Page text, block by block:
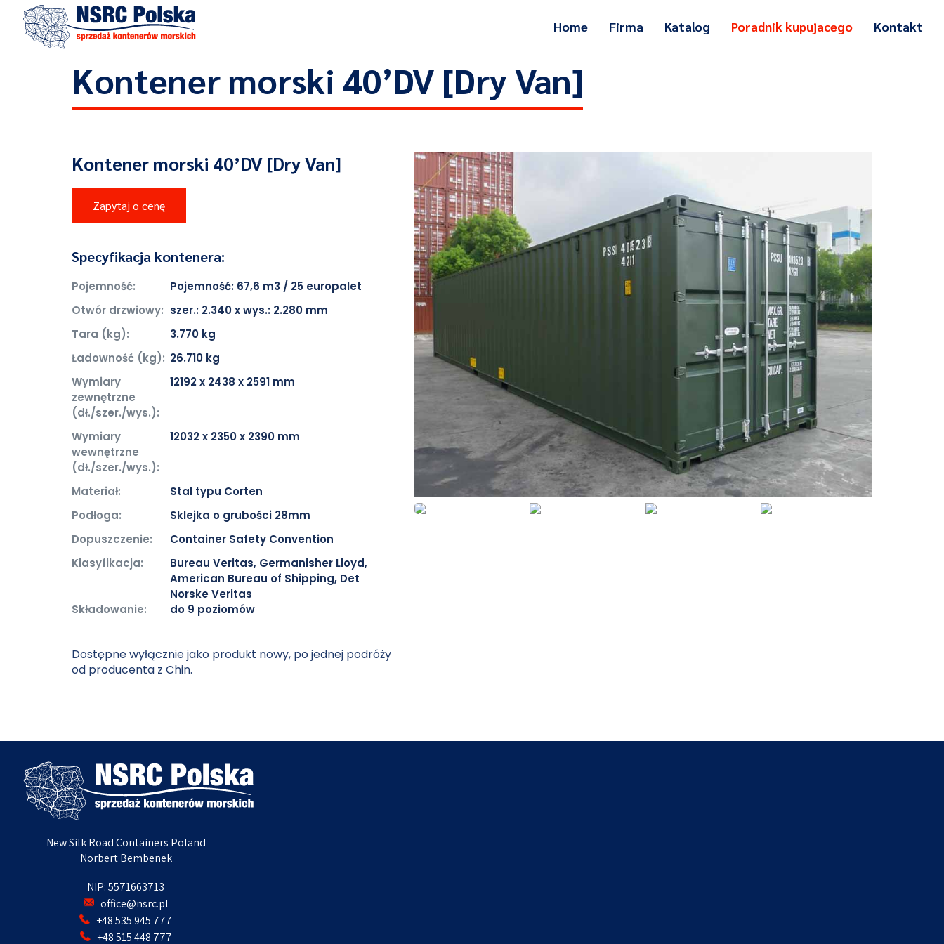
Home Firma Katalog Poradnik kupujacego Kontakt
Kontener morski 40’DV [Dry Van]
Kontener morski 40’DV [Dry Van]
Zapytaj o cenę
Specyfikacja kontenera:
Pojemność:
Pojemność: 67,6 m3 / 25 europalet
Otwór drzwiowy: szer.: 2.340 x wys.: 2.280 mm
Tara (kg):
3.770 kg
Ładowność (kg): 26.710 kg
Wymiary
zewnętrzne
(dł./szer./wys.):
12192 x 2438 x 2591 mm
Wymiary
wewnętrzne
(dł./szer./wys.):
12032 x 2350 x 2390 mm
Materiał:
Stal typu Corten
Podłoga:
Sklejka o grubości 28mm
Dopuszczenie:
Container Safety Convention
Klasyfikacja:
Bureau Veritas, Germanisher Lloyd,
American Bureau of Shipping, Det
Norske Veritas
Składowanie:
do 9 poziomów
Dostępne wyłącznie jako produkt nowy, po jednej podróży
od producenta z Chin.
New Silk Road Containers Poland
Norbert Bembenek
NIP: 5571663713
office@nsrc.pl
+48 535 945 777
+48 515 448 777